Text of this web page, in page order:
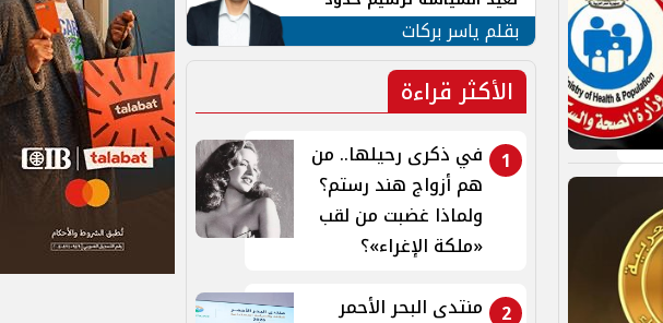
الأمن القومي العربي
بقلم ياسر بركات
الأكثر قراءة
1
في ذكرى رحيلها.. من
هم أزواج هند رستم؟
ولماذا غضبت من لقب
«ملكة الإغراء»؟
2
منتدى البحر الأحمر